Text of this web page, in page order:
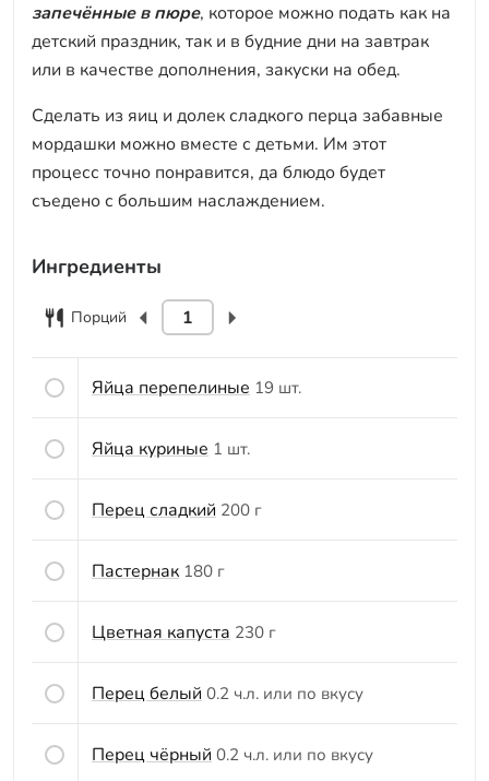
запечённые в пюре, которое можно подать как на
детский праздник, так и в будние дни на завтрак
или в качестве дополнения, закуски на обед.
Сделать из яиц и долек сладкого перца забавные
мордашки можно вместе с детьми. Им этот
процесс точно понравится, да блюдо будет
съедено с большим наслаждением.
Ингредиенты
Порций
Яйца перепелиные 19 шт.
Яйца куриные 1 шт.
Перец сладкий 200 г
Пастернак 180 г
Цветная капуста 230 г
Перец белый 0.2 ч.л. или по вкусу
Перец чёрный 0.2 ч.л. или по вкусу